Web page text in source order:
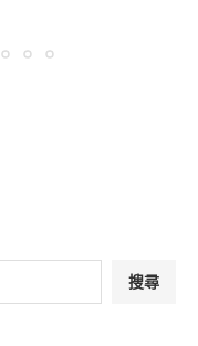
搜尋